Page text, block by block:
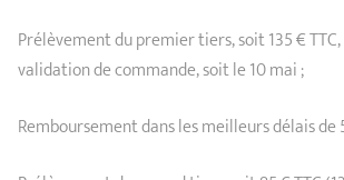
Prélèvement du premier tiers, soit 135 €
validation de commande, soit le 10 mai ;
Remboursement dans les meilleurs délais de